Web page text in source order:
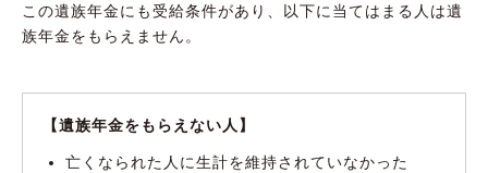
この遺族年金にも受給条件があり、以下に当てはまる人は遺
族年金をもらえません。
【遺族年金をもらえない人】
亡くなられた人に生計を維持されていなかった